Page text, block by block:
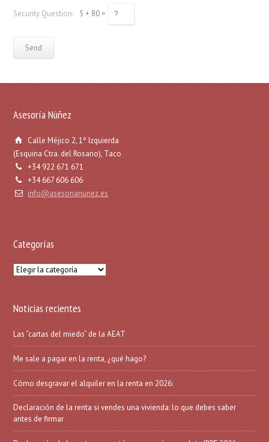
Security Question: 5 + 80 =
Asesoría Núñez
Calle Méjico 2, 1º Izquierda
(Esquina Ctra. del Rosario), Taco
+34 922 671 671
+34 667 606 606
info@asesorianunez.es
Categorías
Categorías
Noticias recientes
Las “cartas del miedo” de la AEAT
Me sale a pagar en la renta, ¿qué hago?
Cómo desgravar el alquiler en la renta en 2026:
Declaración de la renta si vendes una vivienda: lo que debes saber
antes de firmar